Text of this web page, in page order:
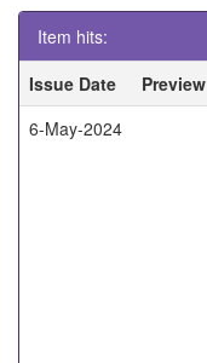
Item hits:
Issue Date
Preview
6-May-2024